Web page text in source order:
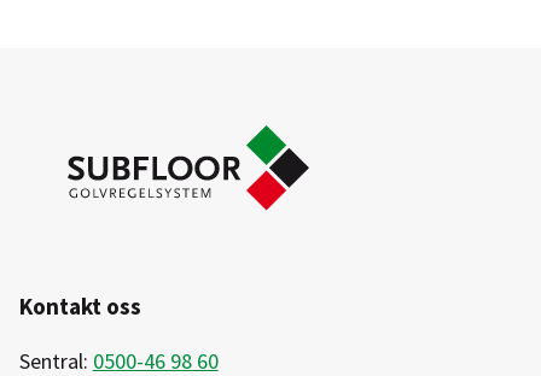
Kontakt oss
Sentral: 0500-46 98 60